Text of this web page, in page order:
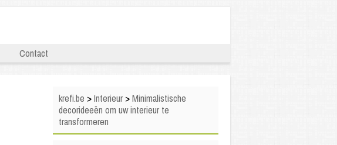
Contact
krefi.be >Interieur>Minimalistische
decorideeën om uw interieur te
transformeren